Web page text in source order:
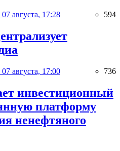
07 августа, 17:28 594
07 августа, 17:00 736
инвестиционный
платформу
ненефтяного